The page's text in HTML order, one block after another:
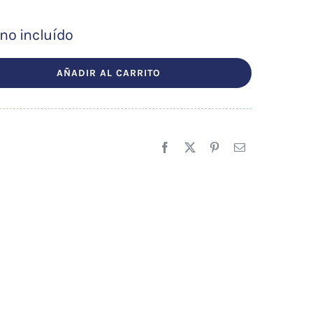
no incluído
AÑADIR AL CARRITO